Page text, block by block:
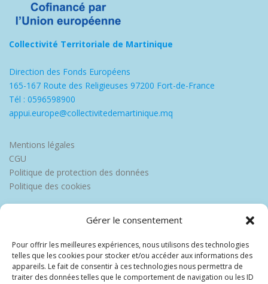
Gérer le consentement
Pour offrir les meilleures expériences, nous utilisons des technologies
telles que les cookies pour stocker et/ou accéder aux informations des
appareils. Le fait de consentir à ces technologies nous permettra de
traiter des données telles que le comportement de navigation ou les ID
Collectivité Territoriale de Martinique
Direction des Fonds Européens
165-167 Route des Religieuses 97200 Fort-de-France
Tél : 0596598900
appui.europe@collectivitedemartinique.mq
Mentions légales
CGU
Politique de protection des données
Politique des cookies